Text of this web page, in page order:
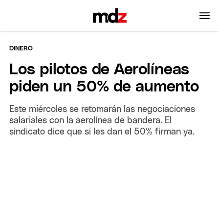
DINERO
Los pilotos de Aerolíneas
piden un 50% de aumento
Este miércoles se retomarán las negociaciones
salariales con la aerolínea de bandera. El
sindicato dice que si les dan el 50% firman ya.